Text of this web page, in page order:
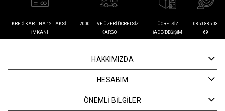
KREDI KARTINA 12 TAKSIT
İMKANI
2000 TL VE ÜZERI ÜCRETSIZ
KARGO
ÜCRETSIZ
İADE/DEĞIŞIM
0850 885 03
69
HAKKIMIZDA
HESABIM
ÖNEMLİ BİLGİLER